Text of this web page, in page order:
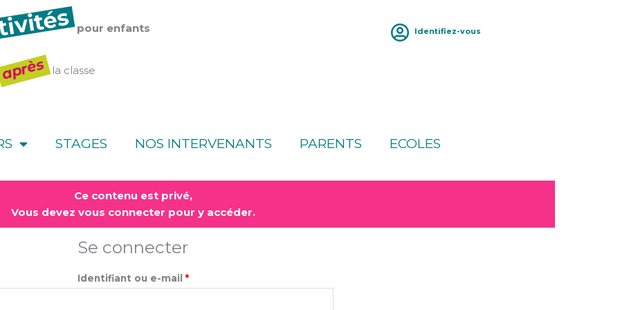
pour enfants
après la classe
Identifiez-vous
STAGES NOS INTERVENANTS PARENTS ECOLES
Ce contenu est privé,
Vous devez vous connecter pour y accéder.
Se connecter
Identifiant ou e-mail *
Obligatoire